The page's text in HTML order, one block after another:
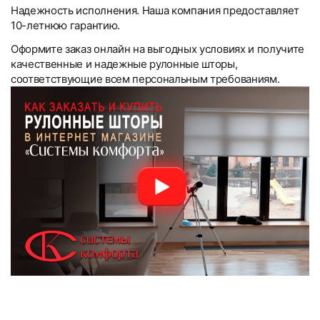
Надежность исполнения. Наша компания предоставляет
10-летнюю гарантию.
Оформите заказ онлайн на выгодных условиях и получите
качественные и надежные рулонные шторы,
соответствующие всем персональным требованиям.